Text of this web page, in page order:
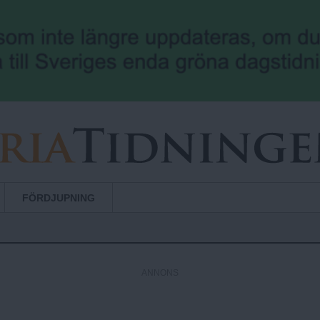
FÖRDJUPNING